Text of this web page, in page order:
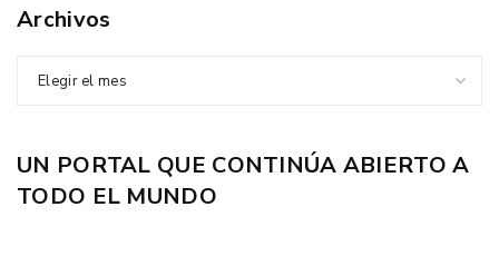
Archivos
Elegir el mes
UN PORTAL QUE CONTINÚA ABIERTO A
TODO EL MUNDO